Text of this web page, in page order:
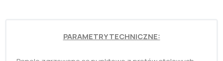
PARAMETRY TECHNICZNE: